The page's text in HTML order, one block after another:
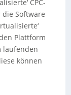
CPC-
Software
Plattform
laufenden
können